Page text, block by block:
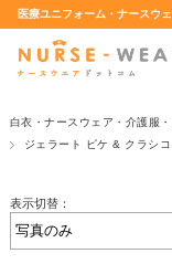
医療ユニフォーム・ナースウ
白衣・ナースウェア・介護服
ジェラート ピケ & クラシコ
表示切替：